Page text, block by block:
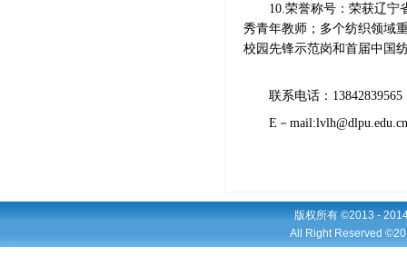
10.荣誉称号： 荣获辽宁
秀青年教师；多个纺织领域
校园先锋示范岗和首届中国
联系电话： 13842839565
E－mail:lvlh@dlpu.edu.cn
版权所有 ©2013 -
All Right Reserved